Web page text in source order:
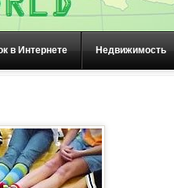
в Интернете Недвижимость